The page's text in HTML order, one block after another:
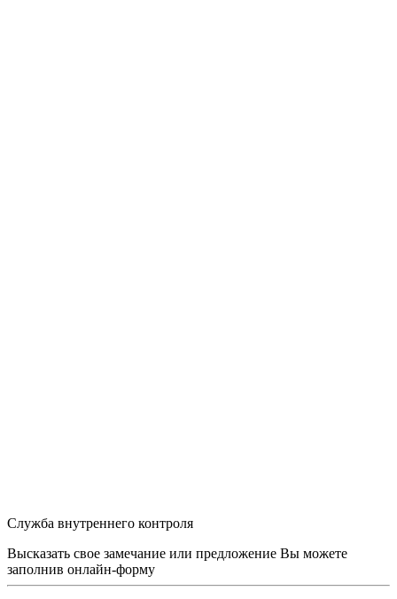
Служба внутреннего контроля
Высказать свое замечание или предложение Вы можете
заполнив онлайн-форму